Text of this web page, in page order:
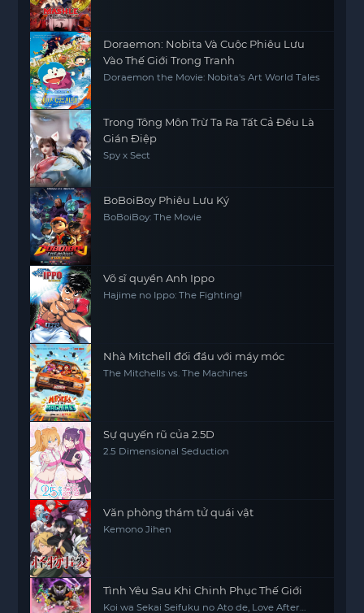
Doraemon: Nobita Và Cuộc Phiêu Lưu
Vào Thế Giới Trong Tranh
Doraemon the Movie: Nobita's Art World Tales
Trong Tông Môn Trừ Ta Ra Tất Cả Đều Là
Gián Điệp
Spy x Sect
BoBoiBoy Phiêu Lưu Ký
BoBoiBoy: The Movie
Võ sĩ quyền Anh Ippo
Hajime no Ippo: The Fighting!
Nhà Mitchell đối đầu với máy móc
The Mitchells vs. The Machines
Sự quyến rũ của 2.5D
2.5 Dimensional Seduction
Văn phòng thám tử quái vật
Kemono Jihen
Tình Yêu Sau Khi Chinh Phục Thế Giới
Koi wa Sekai Seifuku no Ato de, Love After